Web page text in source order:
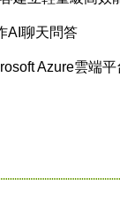
聊天問答
Azure雲端平